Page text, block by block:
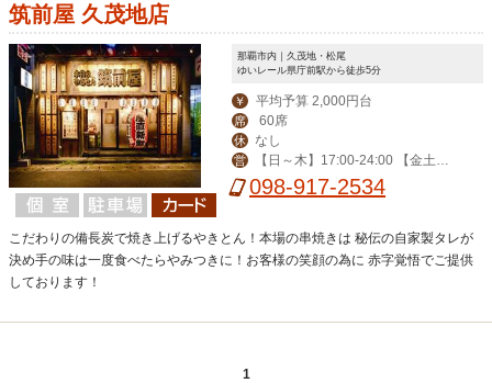
筑前屋 久茂地店
那覇市内｜久茂地・松尾
ゆいレール県庁前駅から徒歩5分
￥ 平均予算 2,000円台
席 60席
休 なし
営
【日～木】17:00-24:00 【金土祝
前日】-翌3:00 ※2019年2月より営業
098-917-2534
こだわりの備長炭で焼き上げるやきとん！本場の串焼きは 秘伝の自家製タレが
決め手の味は一度食べたらやみつきに！お客様の笑顔の為に 赤字覚悟でご提供
しております！
1